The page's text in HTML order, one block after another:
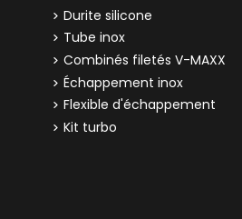
Durite silicone
Tube inox
Combinés filetés V-MAXX
Échappement inox
Flexible d'échappement
Kit turbo